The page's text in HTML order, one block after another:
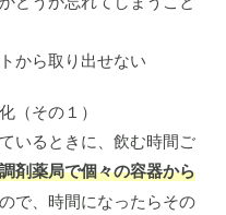
から取り出せない
（その１）
いるときに、飲む時間ご
調剤薬局で個々の容器から
ので、時間になったらその